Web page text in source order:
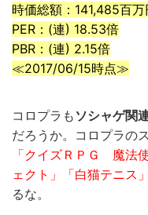
時価総額：141,485百万
PER：(連) 18.53倍
PBR：(連) 2.15倍
≪2017/06/15時点≫
コロプラも ソシャゲ関
だろうか。コロプラの
「クイズＲＰＧ 魔法
ェクト」「白猫テニス」
るな。